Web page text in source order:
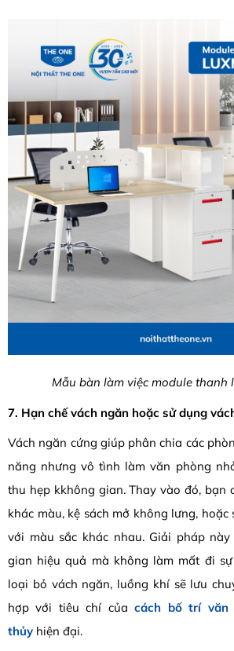
Mẫu bàn làm việc module thanh
7. Hạn chế vách ngăn hoặc sử dụng
Vách ngăn cứng giúp phân chia các
năng nhưng vô tình làm văn phòng
thu hẹp kkhông gian. Thay vào đó, bạn
khác màu, kệ sách mở không lưng, hoặc
với màu sắc khác nhau. Giải pháp
gian hiệu quả mà không làm mất đi
loại bỏ vách ngăn, luồng khí sẽ lưu
hợp với tiêu chí củacách bố trí văn
thủy hiện đại.